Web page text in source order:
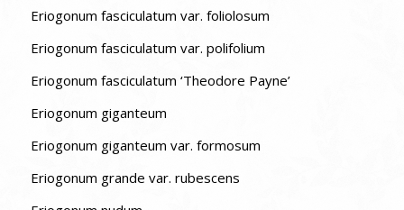
Eriogonum fasciculatum var. foliolosum
Eriogonum fasciculatum var. polifolium
Eriogonum fasciculatum ‘Theodore Payne’
Eriogonum giganteum
Eriogonum giganteum var. formosum
Eriogonum grande var. rubescens